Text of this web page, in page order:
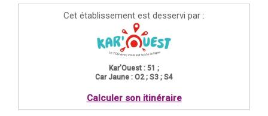
Cet établissement est desservi par :
Kar'Ouest : 51 ;
Car Jaune : O2 ; S3 ; S4
Calculer son itinéraire